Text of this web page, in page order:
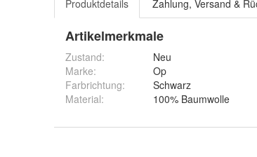
Produktdetails Zahlung, Versand &
Artikelmerkmale
Zustand:
Neu
Marke:
Op
Farbrichtung:
Schwarz
Material: 100% Baumwolle